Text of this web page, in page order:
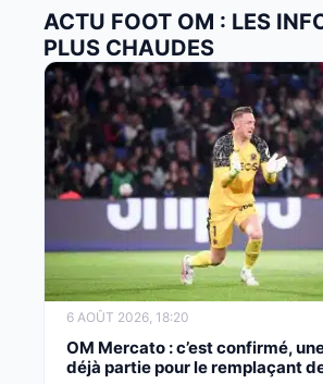
ACTU FOOT OM : LES
PLUS CHAUDES
6 AOÛT 2026, 18:20
OM Mercato : c’est confirmé,
déjà partie pour le remplaçant